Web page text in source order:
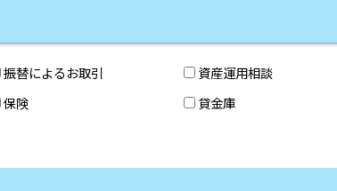
振替によるお取引 資産運用相談
保険 貸金庫